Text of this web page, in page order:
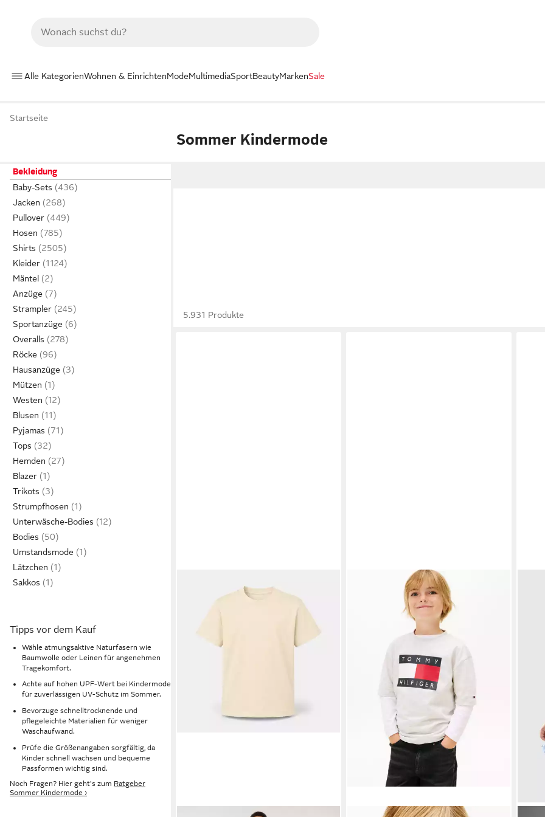
Alle KategorienWohnen & EinrichtenModeMultimediaSportBeautyMarkenSale
Startseite
Sommer Kindermode
Bekleidung
Baby-Sets
Jacken
Pullover
Hosen
Shirts
Kleider
Mäntel
Anzüge
Strampler
Sportanzüge
Overalls
Röcke
Hausanzüge
Mützen
Westen
Blusen
Pyjamas
Tops
Hemden
Blazer
Trikots
Strumpfhosen
Unterwäsche-Bodies
Bodies
Umstandsmode
Lätzchen
Sakkos
Tipps vor dem Kauf
Wähle atmungsaktive Naturfasern wie
Baumwolle oder Leinen für angenehmen
Tragekomfort.
Achte auf hohen UPF-Wert bei Kindermode
für zuverlässigen UV-Schutz im Sommer.
Bevorzuge schnelltrocknende und
pflegeleichte Materialien für weniger
Waschaufwand.
Prüfe die Größenangaben sorgfältig, da
Kinder schnell wachsen und bequeme
Passformen wichtig sind.
Noch Fragen? Hier geht's zum Ratgeber
Sommer Kindermode ›
5.931 Produkte